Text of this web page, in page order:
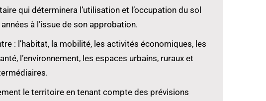
qui déterminera l’utilisation et l’occupation du sol
à l’issue de son approbation.
: l’habitat, la mobilité, les activités économiques, les
l’environnement, les espaces urbains, ruraux et
le territoire en tenant compte des prévisions